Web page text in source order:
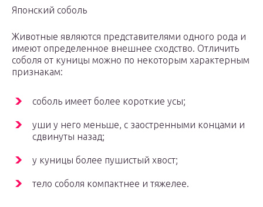
Японский соболь
Животные являются представителями одного рода и
имеют определенное внешнее сходство. Отличить
соболя от куницы можно по некоторым характерным
признакам:
соболь имеет более короткие усы;
уши у него меньше, с заостренными концами и
сдвинуты назад;
у куницы более пушистый хвост;
тело соболя компактнее и тяжелее.